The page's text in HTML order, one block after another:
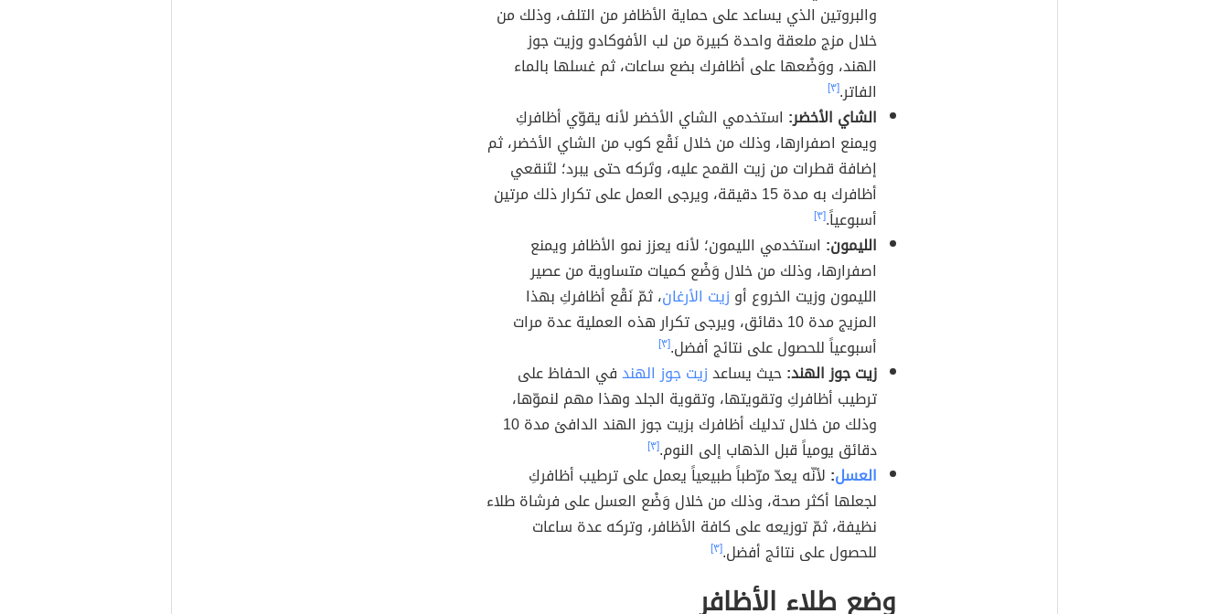
والبروتين الذي يساعد على حماية الأظافر من التلف، وذلك من
خلال مزج ملعقة واحدة كبيرة من لب الأفوكادو وزيت جوز
الهند، ووَضْعها على أظافرك بضع ساعات، ثم غسلها بالماء
الفاتر.[٣]
الشاي الأخضر: استخدمي الشاي الأخضر لأنه يقوّي أظافركِ
ويمنع اصفرارها، وذلك من خلال نَقْع كوب من الشاي الأخضر، ثم
إضافة قطرات من زيت القمح عليه، وتَركه حتى يبرد؛ لتَنقعي
أظافرك به مدة 15 دقيقة، ويرجى العمل على تكرار ذلك مرتين
أسبوعياً.[٣]
الليمون: استخدمي الليمون؛ لأنه يعزز نمو الأظافر ويمنع
اصفرارها، وذلك من خلال وَضْع كميات متساوية من عصير
الليمون وزيت الخروع أو زيت الأرغان، ثمّ نَقْع أظافركِ بهذا
المزيج مدة 10 دقائق، ويرجى تكرار هذه العملية عدة مرات
أسبوعياً للحصول على نتائج أفضل.[٣]
زيت جوز الهند:حيث يساعدزيت جوز الهندفي الحفاظ على
ترطيب أظافركِ وتقويتها، وتقوية الجلد وهذا مهم لنموّها،
وذلك من خلال تدليك أظافرك بزيت جوز الهند الدافئ مدة 10
دقائق يومياً قبل الذهاب إلى النوم.[٣]
العسل: لأنّه يعدّ مرّطباً طبيعياً يعمل على ترطيب أظافركِ
لجعلها أكثر صحة، وذلك من خلال وَضْع العسل على فرشاة طلاء
نظيفة، ثمّ توزيعه على كافة الأظافر، وتركه عدة ساعات
للحصول على نتائج أفضل.[٣]
وضع طلاء الأظافر